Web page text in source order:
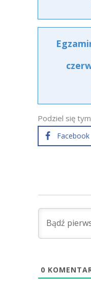
Podziel się
Facebook
0